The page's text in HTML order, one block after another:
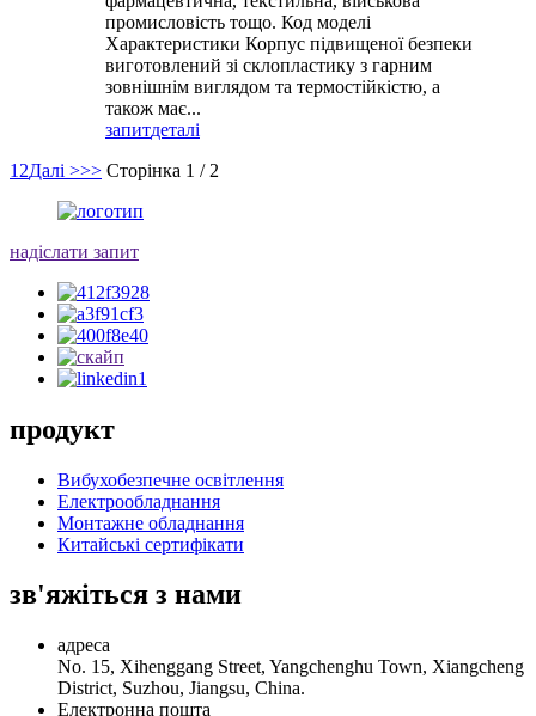
промисловість тощо. Код моделі
Характеристики Корпус підвищеної безпеки
виготовлений зі склопластику з гарним
зовнішнім виглядом та термостійкістю, а
також має...
запитдеталі
1 2Далі >>> Сторінка 1 / 2
надіслати запит
продукт
Вибухобезпечне освітлення
Електрообладнання
Монтажне обладнання
Китайські сертифікати
зв'яжіться з нами
адреса
No. 15, Xihenggang Street, Yangchenghu Town, Xiangcheng
District, Suzhou, Jiangsu, China.
Електронна пошта